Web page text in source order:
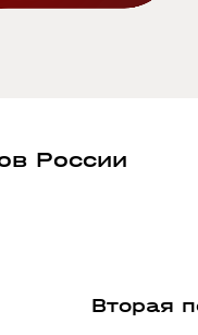
России
XVI века